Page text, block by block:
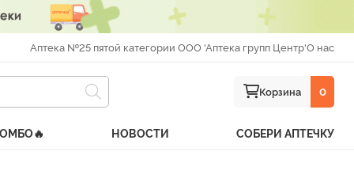
Аптека №25 пятой категории ООО 'Аптека групп Центр'О нас
Корзина 0
НОВОСТИ СОБЕРИ АПТЕЧКУ